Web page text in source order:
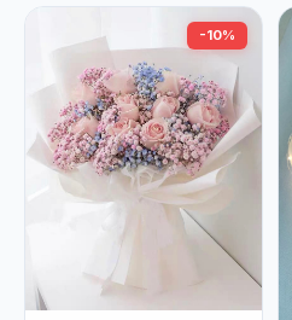
-10%